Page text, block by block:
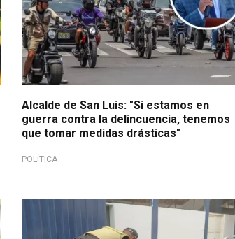
Alcalde de San Luis: "Si estamos en
guerra contra la delincuencia, tenemos
que tomar medidas drásticas"
POLÍTICA
Por lluvias en Lambayeque